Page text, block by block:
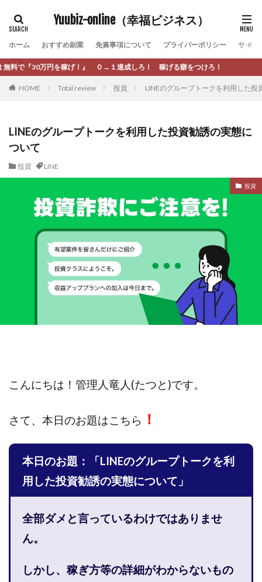
Yuubiz-online（幸福ビジネス）
ホーム おすすめ副業 免責事項について プライバーポリシー サイト
成しろ！ 稼げる癖をつけろ！
HOME Total review 投資 LINEのグループトークを利用した投
LINEのグループトークを利用した投資勧誘の実態に
ついて
投資 LINE
投資
こんにちは！ 管理人竜人(たつと)です。
さて、 本日のお題はこちら ！
本日のお題：「LINEのグループトークを利
用した投資勧誘の実態について」
全部ダメと言っているわけではありませ
ん。
しかし、稼ぎ方等の詳細がわからないもの
タグ
[公式]マネツク 松永千代 本田
杉本 裕介
村上翔吾
村岡 大樹 村麻巴香
松尾健一郎
松澤英二
本当にあったうまい話
松野有希
柏木直人
株式会社 e-FLAGS
株式会社 安藤企画
株式会社 業
株式会社１(イチ)
株式会社8Bee
本橋へいすけ
木村大輔
株式会社Appacle
日給5万円可能なながら感覚の副収入アプリ
投資
投資家 亜依
攝津智洋
放置ISマネー(放置 is money)
斉藤 敏雄
斎藤 敏雄 新井 孝弘
新井 悠馬
新川卓也
新選組(ガチンコ副業投資)
星野拓馬
最先端スマホワーク
有限会社現代
有限会社自由人
望月 光
株式会社PRICELESS
株式会社NATURAL NINE
株式会社NEXT LEVEL
株式会社NKcreative
株式会社note
株式会社OMT
株式会社one
株式会社ORIT
株式会社PACHA(パチャ)
株式会社PLUM
株式会社Precious.Light
株式会社PRINCELESS
株式会社Logical Forex
株式会社SD TRUST
株式会社SELLTEC